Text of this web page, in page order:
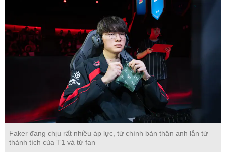
Faker đang chịu rất nhiều áp lực, từ chính bản thân anh lẫn từ
thành tích của T1 và từ fan